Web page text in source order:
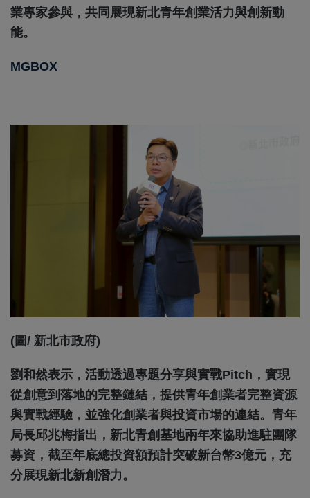
業專家參與，共同 展現新北青年創業活力與創新動
能。
MGBOX
(圖/ 新北市政府)
劉和然表示，活動透過專題分享與實戰Pitch，實現
從創意到落地的完整鏈結，提供青年創業者完整資源
與實戰經驗，並強化創業者與投資市場的連結。青年
局長邱兆梅指出，新北青創基地兩年來協助進駐團隊
募資，截至年底總投資額預計突破新台幣3億元，充
分展現新北新創潛力。